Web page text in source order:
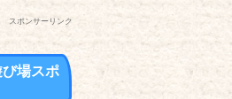
スポンサーリンク
び場スポ